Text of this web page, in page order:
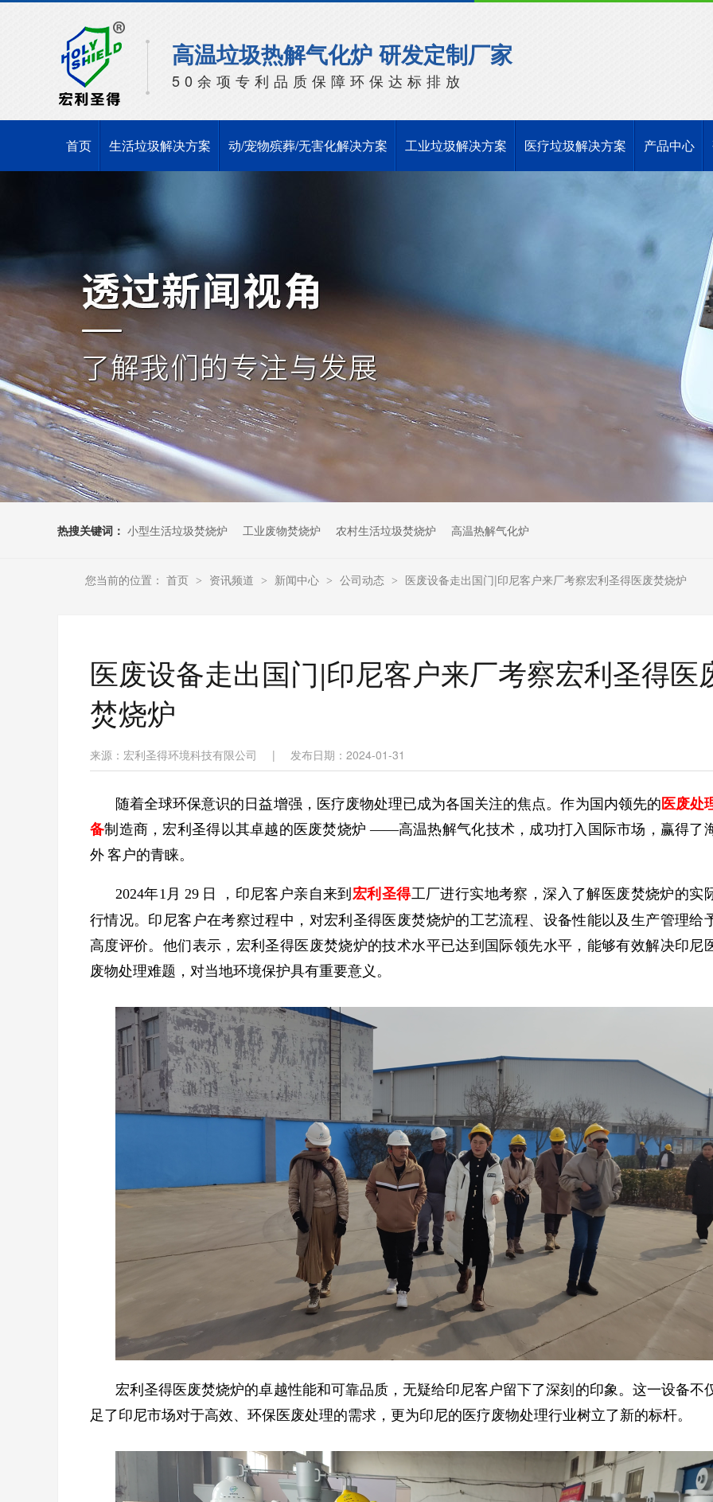
高温垃圾热解气化炉 研发定制厂家
50余项专利品质保障环保达标排放
首页 生活垃圾解决方案 动/宠物殡葬/无害化解决方案 工业垃圾解决方案 医疗垃圾解决方案 产品中心
热搜关键词： 小型生活垃圾焚烧炉 工业废物焚烧炉 农村生活垃圾焚烧炉 高温热解气化炉
您当前的位置： 首页 > 资讯频道 > 新闻中心 > 公司动态 > 医废设备走出国门|印尼客户来厂考察宏利圣得医废焚烧炉
医废设备走出国门|印尼客户来厂考察宏利圣得医
焚烧炉
来源：宏利圣得环境科技有限公司 | 发布日期：2024-01-31
随着全球环保意识的日益增强，医疗废物处理已成为各国关注的焦点。作为国内领先的 医废处
备制造商，宏利圣得以其卓越的医废焚烧炉 ——高温热解气化技术，成功打入国际市场，赢得了
外 客户的青睐。
2024年1 月 29 日 ，印尼客户亲自来到 宏利圣得工厂进行实地考察，深入了解医废焚烧炉的实
行情况。印尼客户在考察过程中，对宏利圣得医废焚烧炉的工艺流程、设备性能以及生产管理给
高度评价。他们表示，宏利圣得医废焚烧炉的技术水平已达到国际领先水平，能够有效解决印尼
废物处理难题，对当地环境保护具有重要意义。
宏利圣得医废焚烧炉的卓越性能和可靠品质，无疑给印尼客户留下了深刻的印象。这一设备不
足了印尼市场对于高效、环保医废处理的需求，更为印尼的医疗废物处理行业树立了新的标杆。